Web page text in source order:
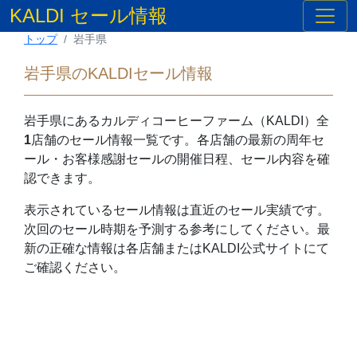
KALDI セール情報
トップ 岩手県
岩手県のKALDIセール情報
岩手県にあるカルディコーヒーファーム（KALDI）全
1店舗のセール情報一覧です。各店舗の最新の周年セ
ール・お客様感謝セールの開催日程、セール内容を確
認できます。
表示されているセール情報は直近のセール実績です。
次回のセール時期を予測する参考にしてください。最
新の正確な情報は各店舗またはKALDI公式サイトにて
ご確認ください。